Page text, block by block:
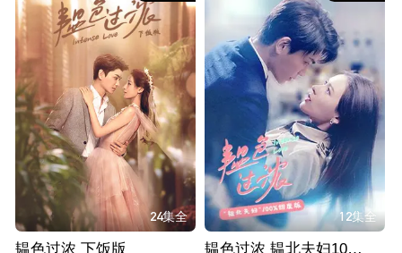
24集全
韫色过浓 下饭版
12集全
韫色过浓 韫北夫妇100%甜度版